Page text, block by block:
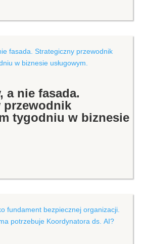
a nie fasada.
przewodnik
tygodniu w biznesie